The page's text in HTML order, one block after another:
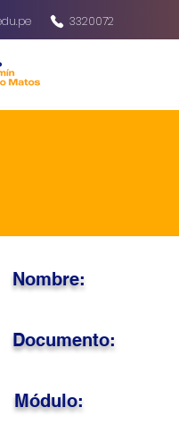
3320072
Nombre:
Documento:
Módulo: